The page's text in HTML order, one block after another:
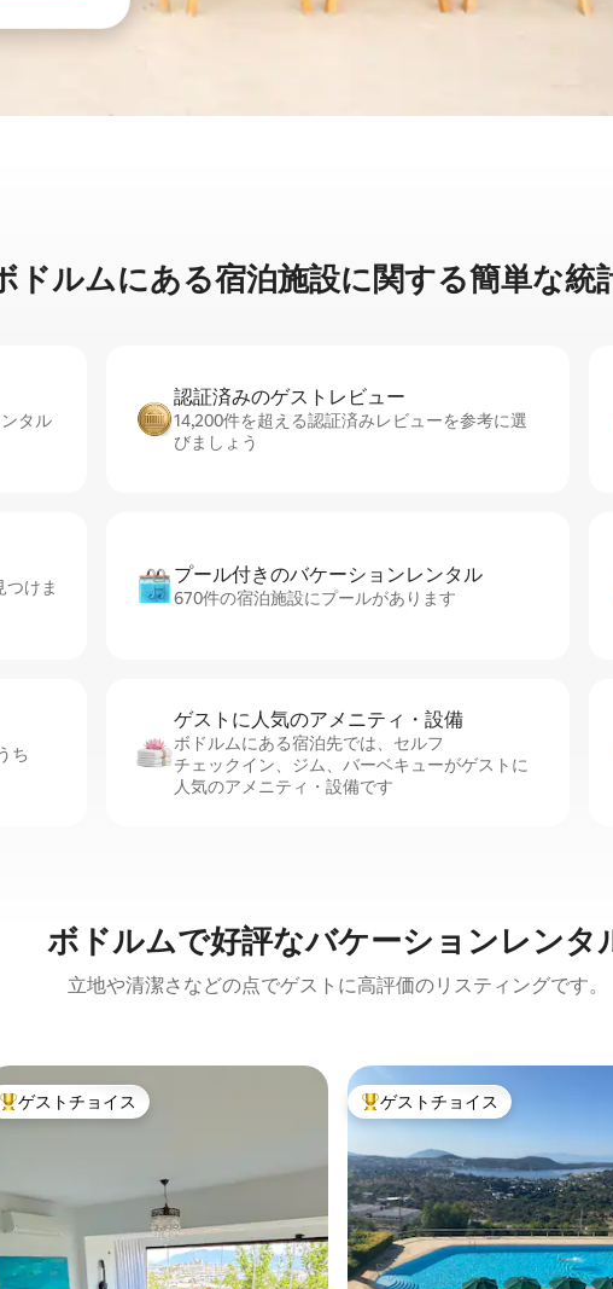
ドルムに⁠あ⁠る宿⁠泊⁠施⁠設⁠に関⁠す⁠る簡⁠単⁠な統⁠
タル
認証済みのゲ⁠ス⁠ト⁠レ⁠ビ⁠ュ⁠ー
14,200件を超える認証済みレビューを参考に選
びましょう
けま
プール付きのバ⁠ケ⁠ー⁠シ⁠ョ⁠ンレ⁠ン⁠タ⁠ル
670件の宿泊施設にプールがあります
ち
ゲストに人⁠気⁠のア⁠メ⁠ニ⁠テ⁠ィ・設⁠備
ボドルムにある宿泊先では、セ⁠ル⁠フ
チ⁠ェ⁠ッ⁠ク⁠イ⁠ン、ジム、バーベキューがゲストに
人気のアメニティ・設備です
ボドルムで好評なバケーションレンタ
立地や清潔さなどの点でゲストに高評価のリスティングです。
大好評のゲストチョイスです。
ゲストチョイス 大好評のゲストチョイスです。
ゲストチョイス